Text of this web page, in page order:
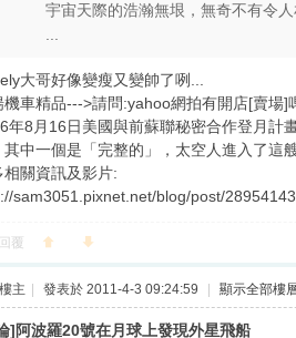
宇宙天際的浩瀚無垠，無奇不有令
大哥好像變瘦又變帥了咧...
機車精品--->請問:yahoo網拍有開店[賣場]
年8月16日美國與前蘇聯秘密合作登月計
其中一個是「完整的」，太空人進入了這
相關資訊及影片:
sam3051.pixnet.net/blog/post/28954143
回覆
樓主 | 發表於 2011-4-3 09:24:59 | 顯示全部樓
]阿波羅20號在月球上發現外星飛船